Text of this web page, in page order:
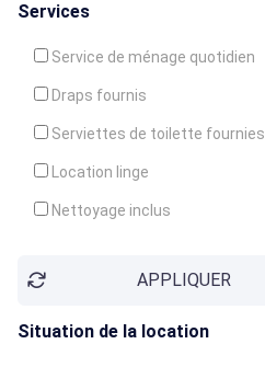
Services
Service de ménage quotidien
Draps fournis
Serviettes de toilette fournies
Location linge
Nettoyage inclus
Garde d'enfants
Crèche
APPLIQUER
Situation de la location